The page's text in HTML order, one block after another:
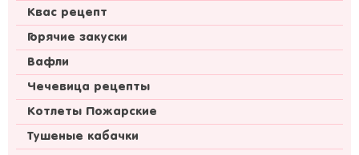
Квас рецепт
Горячие закуски
Вафли
Чечевица рецепты
Котлеты Пожарские
Тушеные кабачки